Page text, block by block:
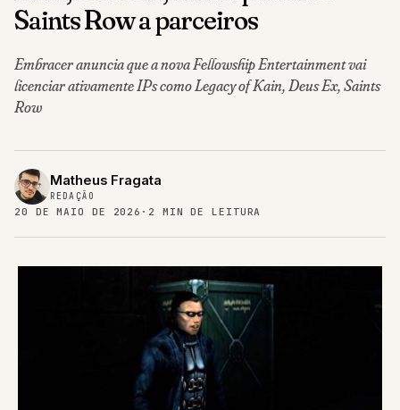
Saints Row a parceiros
Embracer anuncia que a nova Fellowship Entertainment vai
licenciar ativamente IPs como Legacy of Kain, Deus Ex, Saints
Row
Matheus Fragata
REDAÇÃO
20 DE MAIO DE 2026 · 2 MIN DE LEITURA